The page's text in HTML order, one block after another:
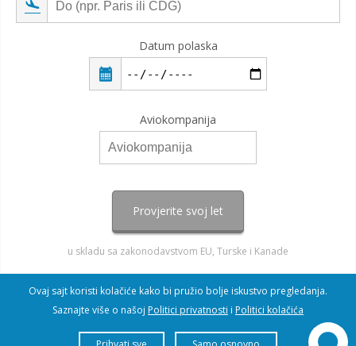
Datum polaska
Aviokompanija
Provjerite svoj let
u skladu sa zakonodavstvom EU, Turske i Kanade
Ovaj sajt koristi kolačiće kako bi pružio bolje iskustvo pregledanja.
Saznajte više o našoj Politici privatnosti i Politici kolačića